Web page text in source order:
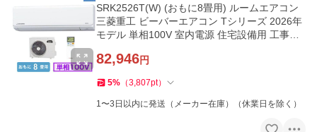
SRK2526T(W) (おもに8畳用) ルームエアコン
三菱重工 ビーバーエアコン Tシリーズ 2026年
モデル 単相100V 室内電源 住宅設備用 工事費
82,946円
5% （3,807pt）
1〜3日以内に発送（メーカー在庫）（休業日を除く）